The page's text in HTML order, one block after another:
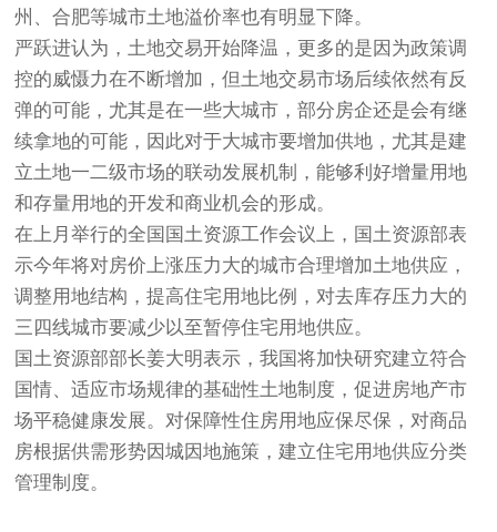
州、合肥等城市土地溢价率也有明显下降。
严跃进认为，土地交易开始降温，更多的是因为政策调
控的威慑力在不断增加，但土地交易市场后续依然有反
弹的可能，尤其是在一些大城市，部分房企还是会有继
续拿地的可能，因此对于大城市要增加供地，尤其是建
立土地一二级市场的联动发展机制，能够利好增量用地
和存量用地的开发和商业机会的形成。
在上月举行的全国国土资源工作会议上，国土资源部表
示今年将对房价上涨压力大的城市合理增加土地供应，
调整用地结构，提高住宅用地比例，对去库存压力大的
三四线城市要减少以至暂停住宅用地供应。
国土资源部部长姜大明表示，我国将加快研究建立符合
国情、适应市场规律的基础性土地制度，促进房地产市
场平稳健康发展。对保障性住房用地应保尽保，对商品
房根据供需形势因城因地施策，建立住宅用地供应分类
管理制度。